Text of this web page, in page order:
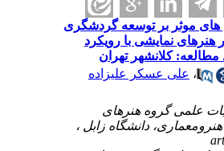
های موثر بر توسعه گردشگری
هنرهای نمایشی با رویکرد
مطالعه: کلانشهر تهران
، علی عسکر علیزاده
علمی گروه هنرهای
دانشگاه زابل ،